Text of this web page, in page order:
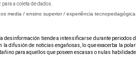
a coleta de dados.
media / ensino superior / experiência tecnopedagógica
tiende a intensificarse durante
difusión de noticias engañosas, lo que exacerba la
para aquellos que poseen escasas o nulas